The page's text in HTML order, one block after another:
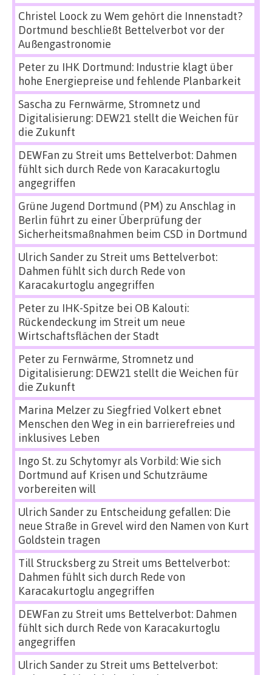
Christel Loock zu Wem gehört die Innenstadt?
Dortmund beschließt Bettelverbot vor der
Außengastronomie
Peterzu IHK Dortmund: Industrie klagt über
hohe Energiepreise und fehlende Planbarkeit
Sascha zu Fernwärme, Stromnetz und
Digitalisierung: DEW21 stellt die Weichen für
die Zukunft
DEWFan zu Streit ums Bettelverbot: Dahmen
fühlt sich durch Rede von Karacakurtoglu
angegriffen
Grüne Jugend Dortmund (PM) zu Anschlag in
Berlin führt zu einer Überprüfung der
Sicherheitsmaßnahmen beim CSD in Dortmund
Ulrich Sanderzu Streit ums Bettelverbot:
Dahmen fühlt sich durch Rede von
Karacakurtoglu angegriffen
Peterzu IHK-Spitze bei OB Kalouti:
Rückendeckung im Streit um neue
Wirtschaftsflächen der Stadt
Peterzu Fernwärme, Stromnetz und
Digitalisierung: DEW21 stellt die Weichen für
die Zukunft
Marina Melzerzu Siegfried Volkert ebnet
Menschen den Weg in ein barrierefreies und
inklusives Leben
Ingo St.zu Schytomyr als Vorbild: Wie sich
Dortmund auf Krisen und Schutzräume
vorbereiten will
Ulrich Sanderzu Entscheidung gefallen: Die
neue Straße in Grevel wird den Namen von Kurt
Goldstein tragen
Till Strucksbergzu Streit ums Bettelverbot:
Dahmen fühlt sich durch Rede von
Karacakurtoglu angegriffen
DEWFan zu Streit ums Bettelverbot: Dahmen
fühlt sich durch Rede von Karacakurtoglu
angegriffen
Ulrich Sanderzu Streit ums Bettelverbot: